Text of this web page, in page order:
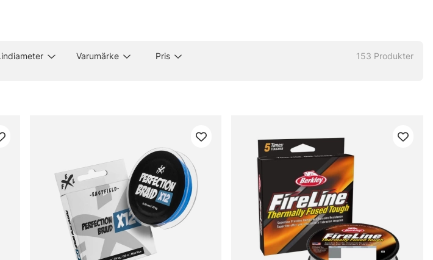
på 1000–3000 meter, vilket passar när flera rullar ska fyllas eller när samma favoritlina ska räcka
Varumärke Pris 153 Produkter